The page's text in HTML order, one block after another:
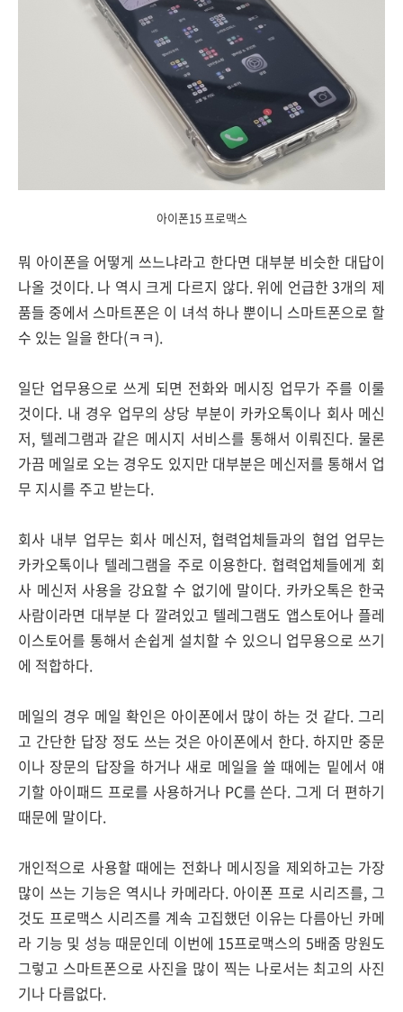
아이폰15 프로맥스
뭐 아이폰을 어떻게 쓰느냐라고 한다면 대부분 비슷한 대답이
나올 것이다. 나 역시 크게 다르지 않다. 위에 언급한 3개의 제
품들 중에서 스마트폰은 이 녀석 하나 뿐이니 스마트폰으로 할
수 있는 일을 한다(ㅋㅋ).
일단 업무용으로 쓰게 되면 전화와 메시징 업무가 주를 이룰
것이다. 내 경우 업무의 상당 부분이 카카오톡이나 회사 메신
저, 텔레그램과 같은 메시지 서비스를 통해서 이뤄진다. 물론
가끔 메일로 오는 경우도 있지만 대부분은 메신저를 통해서 업
무 지시를 주고 받는다.
회사 내부 업무는 회사 메신저, 협력업체들과의 협업 업무는
카카오톡이나 텔레그램을 주로 이용한다. 협력업체들에게 회
사 메신저 사용을 강요할 수 없기에 말이다. 카카오톡은 한국
사람이라면 대부분 다 깔려있고 텔레그램도 앱스토어나 플레
이스토어를 통해서 손쉽게 설치할 수 있으니 업무용으로 쓰기
에 적합하다.
메일의 경우 메일 확인은 아이폰에서 많이 하는 것 같다. 그리
고 간단한 답장 정도 쓰는 것은 아이폰에서 한다. 하지만 중문
이나 장문의 답장을 하거나 새로 메일을 쓸 때에는 밑에서 얘
기할 아이패드 프로를 사용하거나 PC를 쓴다. 그게 더 편하기
때문에 말이다.
개인적으로 사용할 때에는 전화나 메시징을 제외하고는 가장
많이 쓰는 기능은 역시나 카메라다. 아이폰 프로 시리즈를, 그
것도 프로맥스 시리즈를 계속 고집했던 이유는 다름아닌 카메
라 기능 및 성능 때문인데 이번에 15프로맥스의 5배줌 망원도
그렇고 스마트폰으로 사진을 많이 찍는 나로서는 최고의 사진
기나 다름없다.